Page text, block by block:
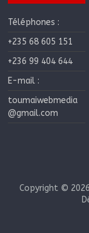
Téléphones :
+235 68 605 151
+236 99 404 644
E-mail :
toumaiwebmedia
@gmail.com
Copyright © 2026